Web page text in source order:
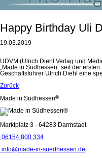
Happy Birthday Uli
19.03.2019
UDVM (Ulrich Diehl Verlag und
„Made in Südhessen” seit der
Geschäftsführer Ulrich Diehl eine
Zurück
Made in Südhessen®
Marktplatz 3 · 64283 Darmstadt
06154 800 334
info@made-in-suedhessen.de